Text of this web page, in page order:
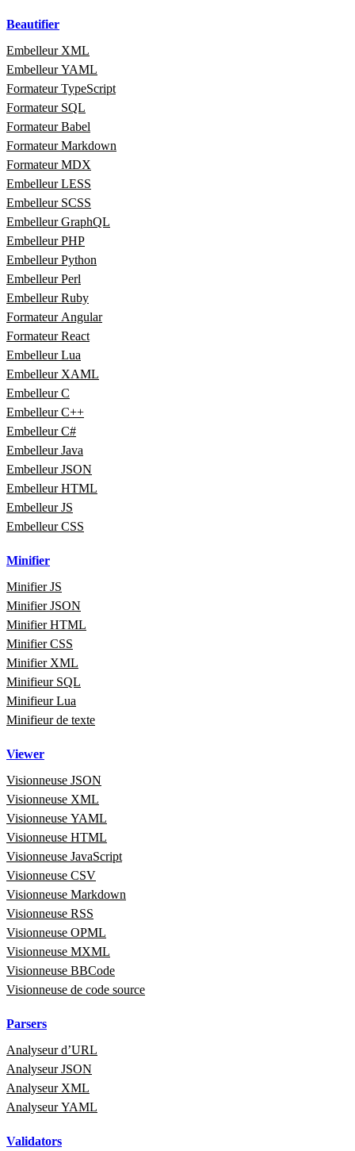
Beautifier
Embelleur XML
Embelleur YAML
Formateur TypeScript
Formateur SQL
Formateur Babel
Formateur Markdown
Formateur MDX
Embelleur LESS
Embelleur SCSS
Embelleur GraphQL
Embelleur PHP
Embelleur Python
Embelleur Perl
Embelleur Ruby
Formateur Angular
Formateur React
Embelleur Lua
Embelleur XAML
Embelleur C
Embelleur C++
Embelleur C#
Embelleur Java
Embelleur JSON
Embelleur HTML
Embelleur JS
Embelleur CSS
Minifier
Minifier JS
Minifier JSON
Minifier HTML
Minifier CSS
Minifier XML
Minifieur SQL
Minifieur Lua
Minifieur de texte
Viewer
Visionneuse JSON
Visionneuse XML
Visionneuse YAML
Visionneuse HTML
Visionneuse JavaScript
Visionneuse CSV
Visionneuse Markdown
Visionneuse RSS
Visionneuse OPML
Visionneuse MXML
Visionneuse BBCode
Visionneuse de code source
Parsers
Analyseur d’URL
Analyseur JSON
Analyseur XML
Analyseur YAML
Validators